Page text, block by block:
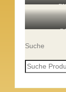
Suche